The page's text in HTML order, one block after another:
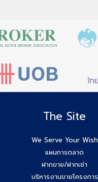
The Site
We Serve Your Wish
แผนการตลาด
ฝากขาย/ฝากเช่า
บริหารงานขายโครงการ